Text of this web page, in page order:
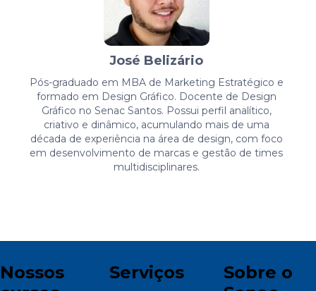
José Belizário
Pós-graduado em MBA de Marketing Estratégico e
formado em Design Gráfico. Docente de Design
Gráfico no Senac Santos. Possui perfil analítico,
criativo e dinâmico, acumulando mais de uma
década de experiência na área de design, com foco
em desenvolvimento de marcas e gestão de times
multidisciplinares.
Nossos
Serviços
Sobre o